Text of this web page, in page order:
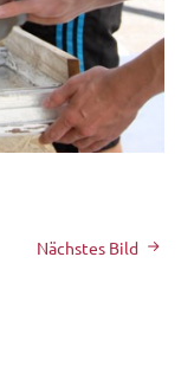
Nächstes Bild